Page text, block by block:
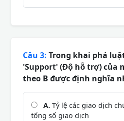
Câu 3: Trong khai phá
'Support' (Độ hỗ trợ) của
theo B được định nghĩa
A. Tỷ lệ các giao dịch
tổng số giao dịch